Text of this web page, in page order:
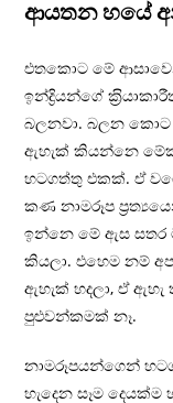
ආයතන හයේ
එතකොට මේ
ඉන්ද්‍රියන්ගේ
බලනවා. බලන කොට
ඇහැක් කියන්නෙ
හටගත්තු එකක්. ඒ
කණ නාමරූප
ඉන්නෙ මේ ඇස සතර
කියලා. එහෙම නම්
ඇහැක් හදලා, ඒ
පුළුවන්කමක් නෑ.
නාමරූපයන්ගෙන්
හැදෙන සෑම